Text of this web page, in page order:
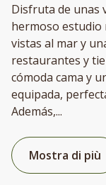
Disfruta de unas
hermoso estudio
vistas al mar y
restaurantes y
cómoda cama y
equipada,
Además,...
Mostra di più